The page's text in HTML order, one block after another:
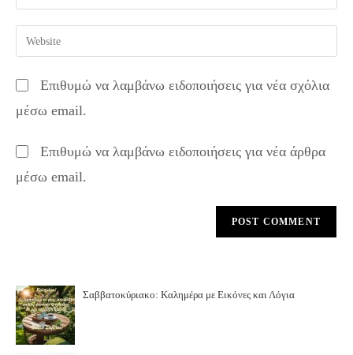
comment
your
email
address
comment
Enter
your
URL
(optional)
Επιθυμώ να λαμβάνω ειδοποιήσεις για νέα σχόλια
μέσω email.
Επιθυμώ να λαμβάνω ειδοποιήσεις για νέα άρθρα
μέσω email.
Σαββατοκύριακο: Καλημέρα με Εικόνες και Λόγια